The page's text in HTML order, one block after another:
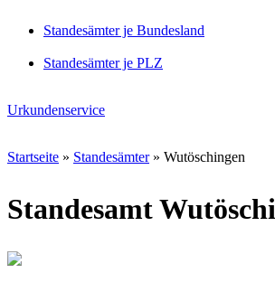
Standesämter je Bundesland
Standesämter je PLZ
Urkundenservice
Startseite » Standesämter» Wutöschingen
Standesamt